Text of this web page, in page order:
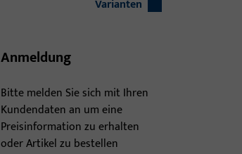
Varianten
Anmeldung
Bitte melden Sie sich mit Ihren
Kundendaten an um eine
Preisinformation zu erhalten
oder Artikel zu bestellen